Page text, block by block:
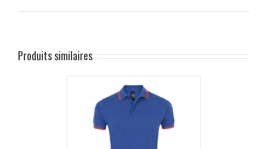
Produits similaires